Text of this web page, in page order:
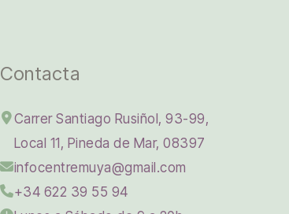
Contacta
Carrer Santiago Rusiñol, 93-99,
Local 11, Pineda de Mar, 08397
infocentremuya@gmail.com
+34 622 39 55 94